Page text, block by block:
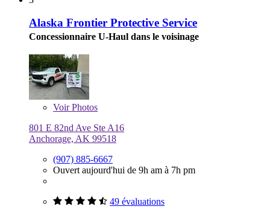
Alaska Frontier Protective Service
Concessionnaire U-Haul dans le voisinage
VoirPhotos
801 E 82nd Ave Ste A16
Anchorage, AK 99518
(907) 885-6667
Ouvert aujourd'hui de 9h am à 7h pm
49 évaluations